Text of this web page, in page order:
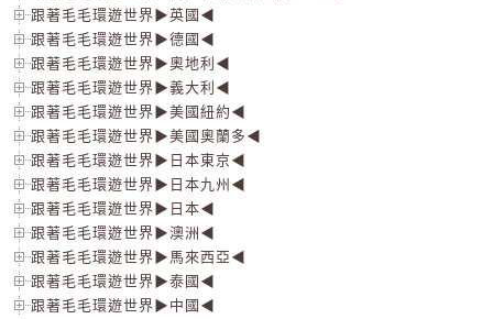
跟著毛毛環遊世界▶英國◀
跟著毛毛環遊世界▶德國◀
跟著毛毛環遊世界▶奧地利◀
跟著毛毛環遊世界▶義大利◀
跟著毛毛環遊世界▶美國紐約◀
跟著毛毛環遊世界▶美國奧蘭多◀
跟著毛毛環遊世界▶日本東京◀
跟著毛毛環遊世界▶日本九州◀
跟著毛毛環遊世界▶日本◀
跟著毛毛環遊世界▶澳洲◀
跟著毛毛環遊世界▶馬來西亞◀
跟著毛毛環遊世界▶泰國◀
跟著毛毛環遊世界▶中國◀